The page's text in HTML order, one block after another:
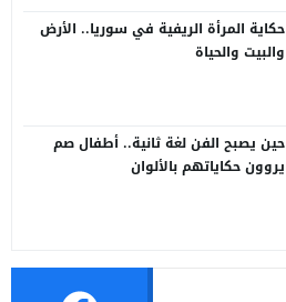
حكاية المرأة الريفية في سوريا.. الأرض
والبيت والحياة
حين يصبح الفن لغة ثانية.. أطفال صم
يروون حكاياتهم بالألوان